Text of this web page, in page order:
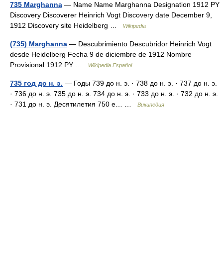
735 Marghanna — Name Name Marghanna Designation 1912 PY
Discovery Discoverer Heinrich Vogt Discovery date December 9,
1912 Discovery site Heidelberg …
Wikipedia
(735) Marghanna — Descubrimiento Descubridor Heinrich Vogt
desde Heidelberg Fecha 9 de diciembre de 1912 Nombre
Provisional 1912 PY …
Wikipedia Español
735 год до н. э. — Годы 739 до н. э. · 738 до н. э. · 737 до н. э.
· 736 до н. э. 735 до н. э. 734 до н. э. · 733 до н. э. · 732 до н. э.
· 731 до н. э. Десятилетия 750 е… …
Википедия